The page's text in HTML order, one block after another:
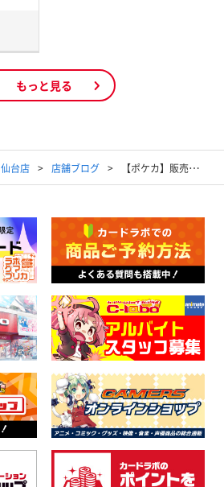
もっと見る
仙台店 店舗ブログ 【ポケカ】販売中のデッキ構築を紹介！【デッキ販売】